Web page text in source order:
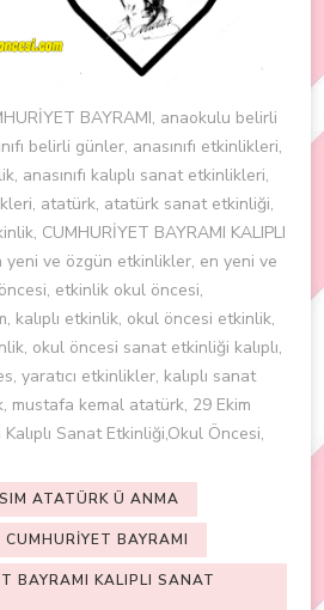
BAYRAMI, anaokulu belirli
belirli günler, anasınıfı etkinlikleri,
anasınıfı kalıplı sanat etkinlikleri,
atatürk, atatürk sanat etkinliği,
CUMHURİYET BAYRAMI KALIPLI
yeni ve özgün etkinlikler, en yeni ve
etkinlik okul öncesi,
kalıplı etkinlik, okul öncesi etkinlik,
okul öncesi sanat etkinliği kalıplı,
yaratıcı etkinlikler, kalıplı sanat
mustafa kemal atatürk, 29 Ekim
Sanat Etkinliği,Okul Öncesi,
ATATÜRK Ü ANMA
CUMHURİYET BAYRAMI
BAYRAMI KALIPLI SANAT